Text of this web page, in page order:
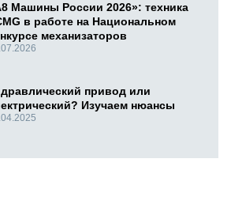
Машины России 2026»: техника
в работе на Национальном
механизаторов
привод или
Изучаем нюансы